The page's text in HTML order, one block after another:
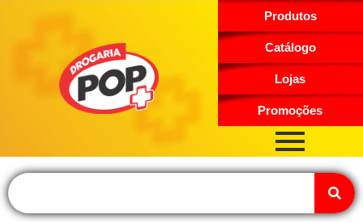
Produtos
Catálogo
Lojas
Promoções